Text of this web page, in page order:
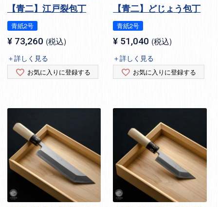
【青二】江戸裂包丁
青紙2号
¥ 73,260 税込
＋詳しく見る
お気に入りに登録する
【青二】どじょう包丁
青紙2号
¥ 51,040 税込
＋詳しく見る
お気に入りに登録する